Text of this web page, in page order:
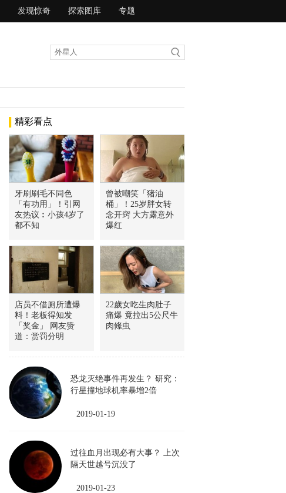
发现惊奇 探索图库 专题
精彩看点
牙刷刷毛不同色
「有功用」！引网
友热议︰小孩4岁了
都不知
曾被嘲笑「猪油
桶」！25岁胖女转
念开窍 大方露意外
爆红
店员不借厕所遭爆
料！老板得知发
「奖金」 网友赞
道：赏罚分明
22歲女吃生肉肚子
痛爆 竟拉出5公尺牛
肉絛虫
恐龙灭绝事件再发生？ 研究：
行星撞地球机率暴增2倍
2019-01-19
过往血月出现必有大事？ 上次
隔天世越号沉没了
2019-01-23